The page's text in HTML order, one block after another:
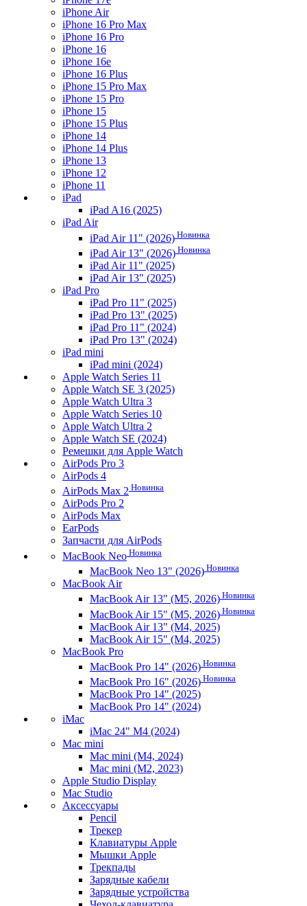
iPhone Air
iPhone 16 Pro Max
iPhone 16 Pro
iPhone 16
iPhone 16e
iPhone 16 Plus
iPhone 15 Pro Max
iPhone 15 Pro
iPhone 15
iPhone 15 Plus
iPhone 14
iPhone 14 Plus
iPhone 13
iPhone 12
iPhone 11
iPad
iPad A16 (2025)
iPad Air
iPad Air 11" (2026) Новинка
iPad Air 13" (2026) Новинка
iPad Air 11" (2025)
iPad Air 13" (2025)
iPad Pro
iPad Pro 11" (2025)
iPad Pro 13" (2025)
iPad Pro 11" (2024)
iPad Pro 13" (2024)
iPad mini
iPad mini (2024)
Apple Watch Series 11
Apple Watch SE 3 (2025)
Apple Watch Ultra 3
Apple Watch Series 10
Apple Watch Ultra 2
Apple Watch SE (2024)
Ремешки для Apple Watch
AirPods Pro 3
AirPods 4
AirPods Max 2 Новинка
AirPods Pro 2
AirPods Max
EarPods
Запчасти для AirPods
MacBook Neo Новинка
MacBook Neo 13" (2026) Новинка
MacBook Air
MacBook Air 13" (M5, 2026) Новинка
MacBook Air 15" (M5, 2026) Новинка
MacBook Air 13" (M4, 2025)
MacBook Air 15" (M4, 2025)
MacBook Pro
MacBook Pro 14" (2026) Новинка
MacBook Pro 16" (2026) Новинка
MacBook Pro 14" (2025)
MacBook Pro 14" (2024)
iMac
iMac 24" M4 (2024)
Mac mini
Mac mini (M4, 2024)
Mac mini (M2, 2023)
Apple Studio Display
Mac Studio
Аксессуары
Pencil
Трекер
Клавиатуры Apple
Мышки Apple
Трекпады
Зарядные кабели
Зарядные устройства